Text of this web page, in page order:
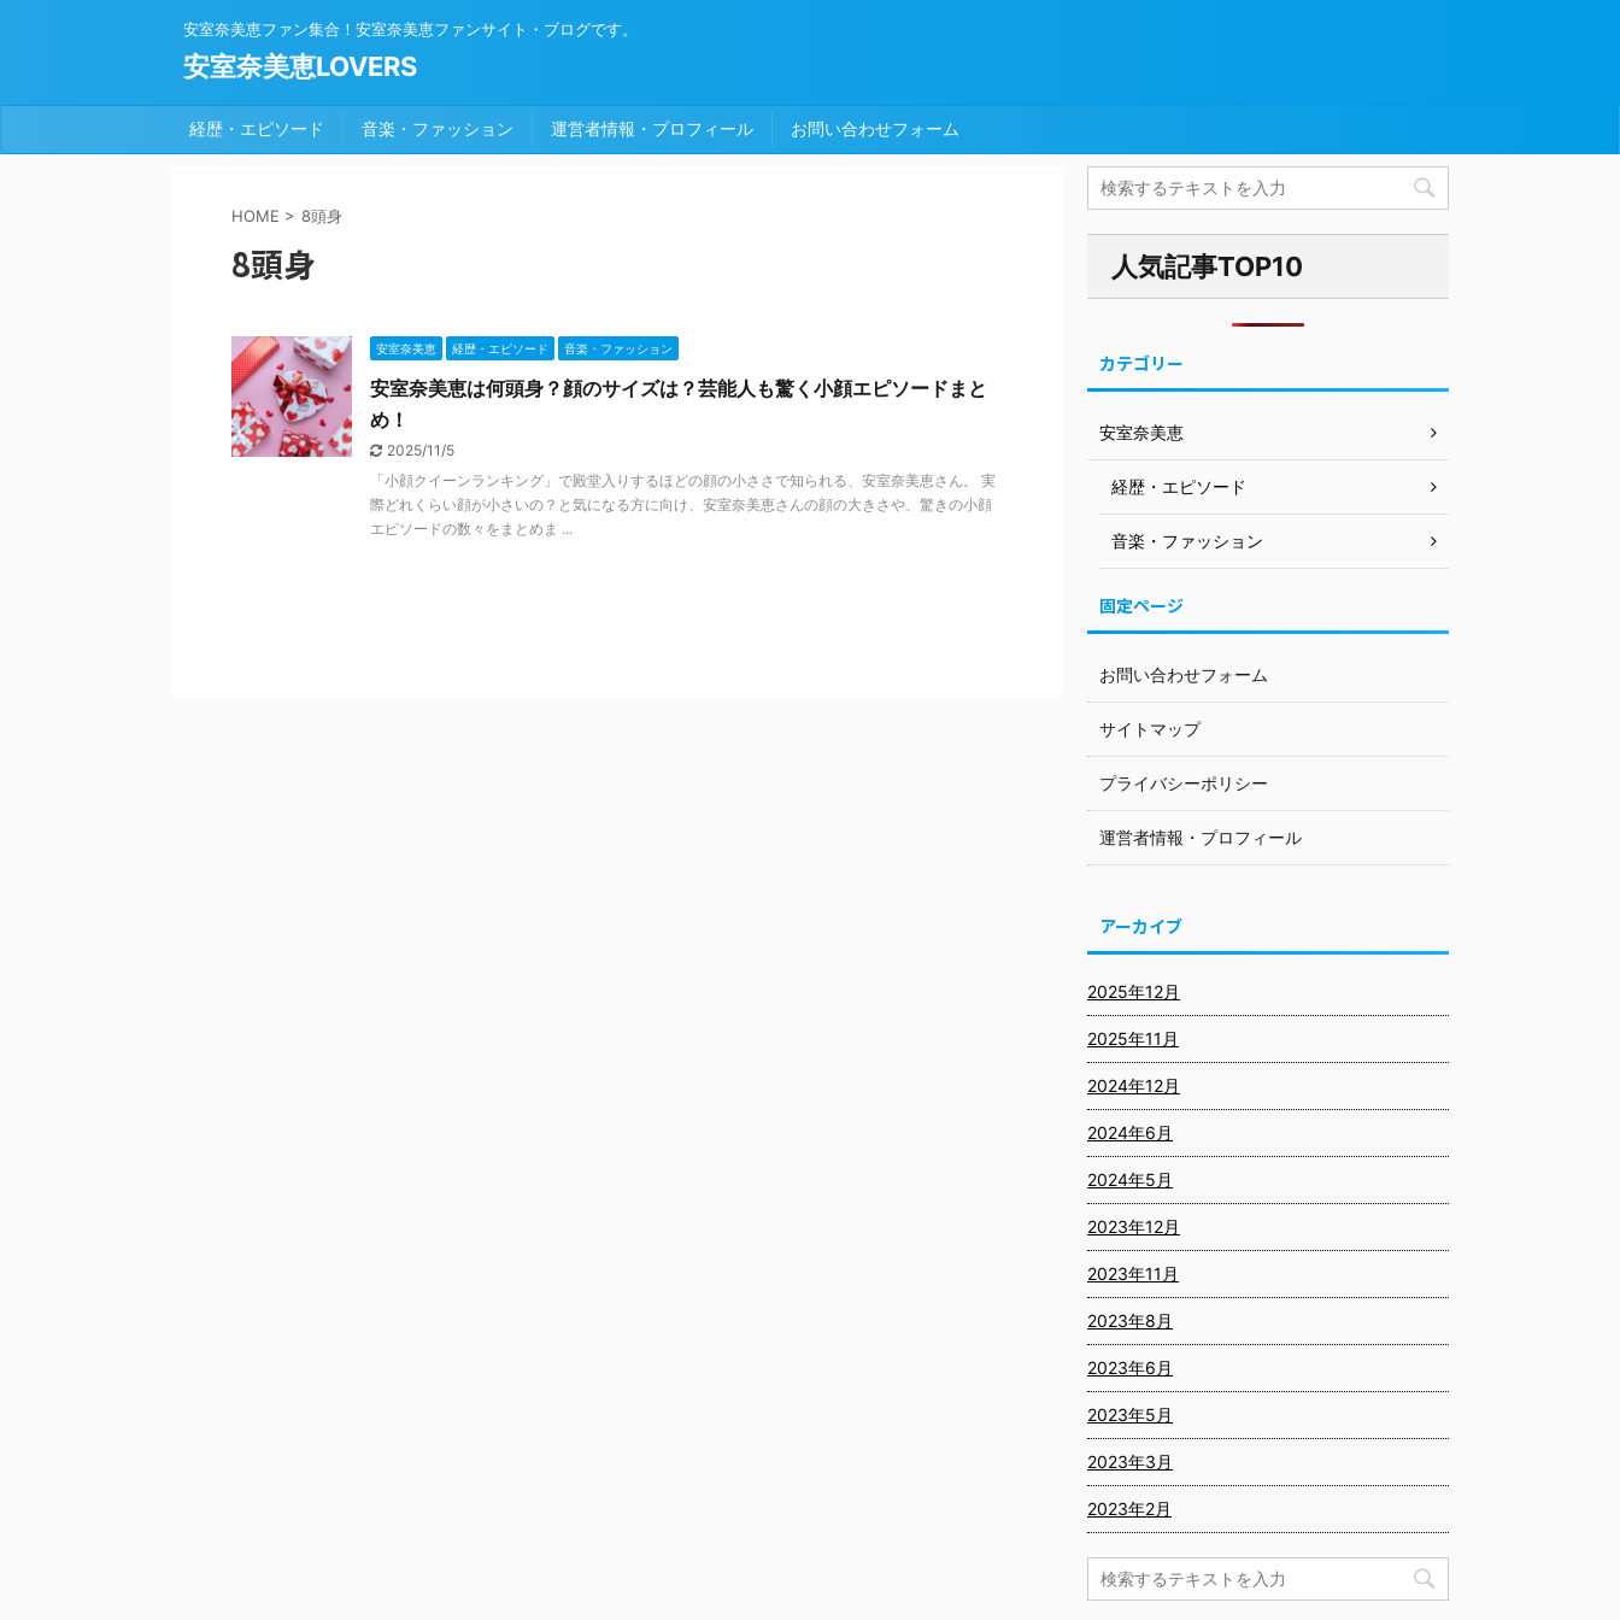
安室奈美恵ファン集合！安室奈美恵ファンサイト・ブログです。
安室奈美恵LOVERS
経歴・エピソード 音楽・ファッション 運営者情報・プロフィール お問い合わせフォーム
HOME > 8頭身
8頭身
安室奈美恵 経歴・エピソード 音楽・ファッション
安室奈美恵は何頭身？顔のサイズは？芸能人も驚く小顔エピソードまと
め！
2025/11/5
「小顔クイーンランキング」で殿堂入りするほどの顔の小ささで知られる、安室奈美恵さん。 実
際どれくらい顔が小さいの？と気になる方に向け、安室奈美恵さんの顔の大きさや、驚きの小顔
エピソードの数々をまとめま ...
人気記事TOP10
カテゴリー
安室奈美恵
経歴・エピソード
音楽・ファッション
固定ページ
お問い合わせフォーム
サイトマップ
プライバシーポリシー
運営者情報・プロフィール
アーカイブ
2025年12月
2025年11月
2024年12月
2024年6月
2024年5月
2023年12月
2023年11月
2023年8月
2023年6月
2023年5月
2023年3月
2023年2月